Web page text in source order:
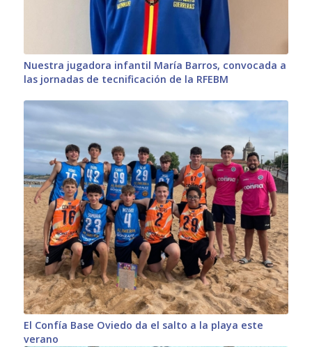
Nuestra jugadora infantil María Barros, convocada a
las jornadas de tecnificación de la RFEBM
El Confía Base Oviedo da el salto a la playa este
verano